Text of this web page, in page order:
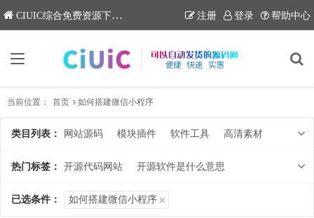
CIUIC综合免费资源下载网站 注册 登录 帮助中心
当前位置： 首页 如何搭建微信小程序
类目列表： 网站源码 模块插件 软件工具
高清素材
热门标签：
开源代码网站
开源软件是什么意思
开源代码网站github
deepseek开源ai
已选条件： 如何搭建微信小程序